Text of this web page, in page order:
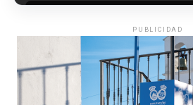
PUBLICIDAD